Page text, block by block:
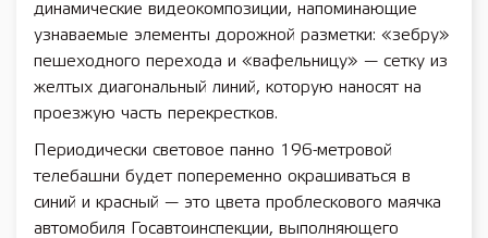
динамические видеокомпозиции, напоминающие
узнаваемые элементы дорожной разметки: «зебру»
пешеходного перехода и «вафельницу» — сетку из
желтых диагональный линий, которую наносят на
проезжую часть перекрестков.
Периодически световое панно 196-метровой
телебашни будет попеременно окрашиваться в
синий и красный — это цвета проблескового маячка
автомобиля Госавтоинспекции, выполняющего